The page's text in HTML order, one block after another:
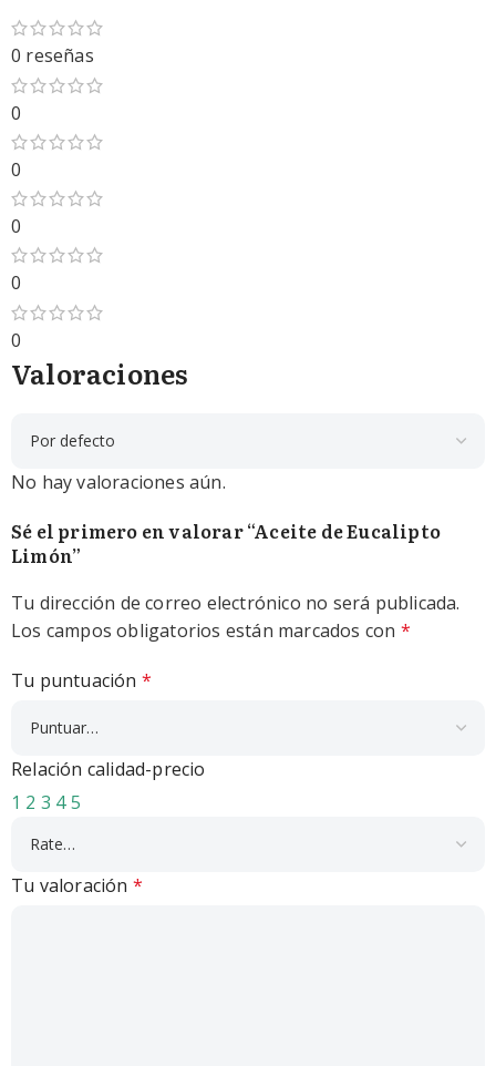
0 reseñas
0
0
0
0
0
Valoraciones
No hay valoraciones aún.
Sé el primero en valorar “Aceite de Eucalipto
Limón”
Tu dirección de correo electrónico no será publicada.
Los campos obligatorios están marcados con *
Tu puntuación *
Relación calidad-precio
1 2 3 4 5
Tu valoración *